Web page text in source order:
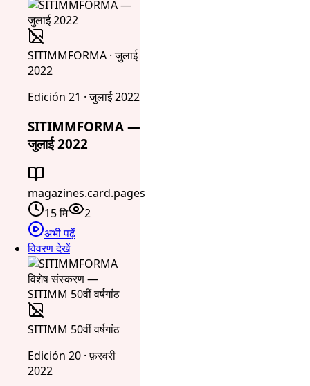
SITIMMFORMA · जुलाई
2022
Edición 21 · जुलाई 2022
SITIMMFORMA —
जुलाई 2022
magazines.card.pages
15 मि
2
अभी पढ़ें
विवरण देखें
SITIMM 50वीं वर्षगांठ
Edición 20 · फ़रवरी
2022